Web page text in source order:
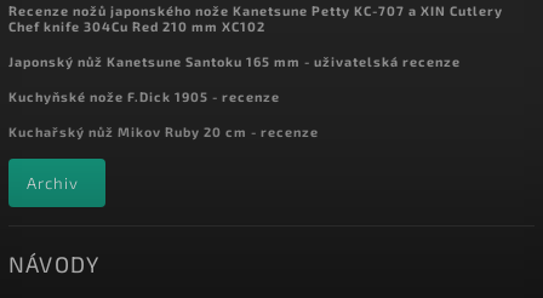
Recenze nožů japonského nože Kanetsune Petty KC-707 a XIN Cutlery
Chef knife 304Cu Red 210 mm XC102
Japonský nůž Kanetsune Santoku 165 mm - uživatelská recenze
Kuchyňské nože F.Dick 1905 - recenze
Kuchařský nůž Mikov Ruby 20 cm - recenze
Archiv
NÁVODY